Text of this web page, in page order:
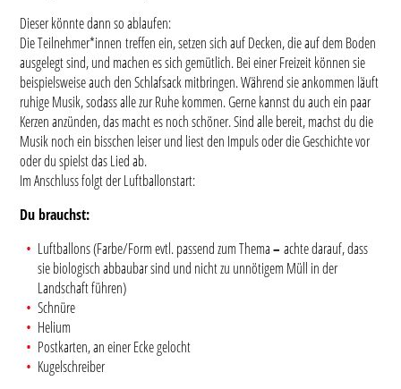
Dieser könnte dann so ablaufen:
Die Teilnehmer*innen treffen ein, setzen sich auf Decken, die auf dem Boden
ausgelegt sind, und machen es sich gemütlich. Bei einer Freizeit können sie
beispielsweise auch den Schlafsack mitbringen. Während sie ankommen läuft
ruhige Musik, sodass alle zur Ruhe kommen. Gerne kannst du auch ein paar
Kerzen anzünden, das macht es noch schöner. Sind alle bereit, machst du die
Musik noch ein bisschen leiser und liest den Impuls oder die Geschichte vor
oder du spielst das Lied ab.
Im Anschluss folgt der Luftballonstart:
Du brauchst:
Luftballons (Farbe/Form evtl. passend zum Thema– achte darauf, dass
sie biologisch abbaubar sind und nicht zu unnötigem Müll in der
Landschaft führen)
Schnüre
Helium
Postkarten, an einer Ecke gelocht
Kugelschreiber